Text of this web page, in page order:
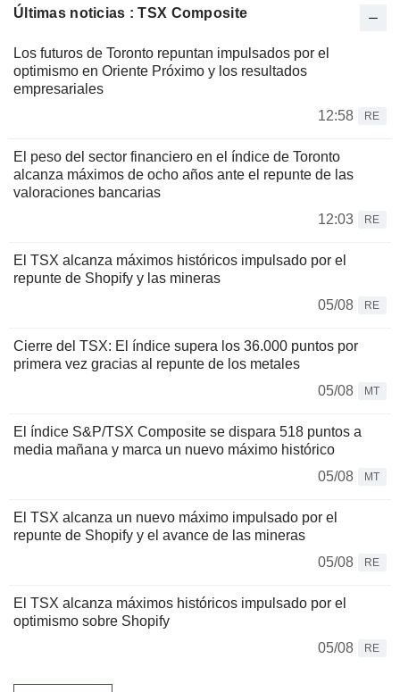
Últimas noticias : TSX Composite
Los futuros de Toronto repuntan impulsados por el
optimismo en Oriente Próximo y los resultados
empresariales
12:58
RE
El peso del sector financiero en el índice de Toronto
alcanza máximos de ocho años ante el repunte de las
valoraciones bancarias
12:03
RE
El TSX alcanza máximos históricos impulsado por el
repunte de Shopify y las mineras
05/08
RE
Cierre del TSX: El índice supera los 36.000 puntos por
primera vez gracias al repunte de los metales
05/08
MT
El índice S&P/TSX Composite se dispara 518 puntos a
media mañana y marca un nuevo máximo histórico
05/08
MT
El TSX alcanza un nuevo máximo impulsado por el
repunte de Shopify y el avance de las mineras
05/08
RE
El TSX alcanza máximos históricos impulsado por el
optimismo sobre Shopify
05/08
RE